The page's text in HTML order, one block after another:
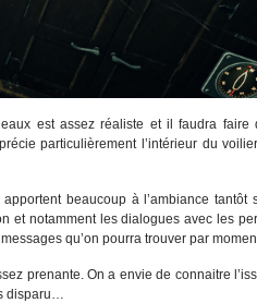
est assez réaliste et il faudra faire
particulièrement l’intérieur du
beaucoup à l’ambiance tantôt
et notamment les dialogues avec les
qu’on pourra trouver par
prenante. On a envie de connaitre
disparu…